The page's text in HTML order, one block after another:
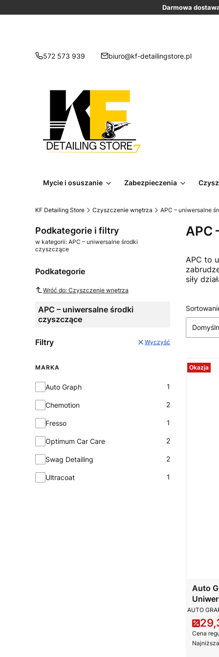
Darmowa
572 573 939 biuro@kf-detailingstore.pl
Mycie i osuszanie Zabezpieczenia
KF Detailing Store Czyszczenie wnętrza APC – uniwersalne
Podkategorie i filtry
w kategorii: APC – uniwersalne środki
czyszczące
Podkategorie
Wróć do: Czyszczenie wnętrza
APC – uniwersalne środki
czyszczące
Filtry Wyczyść
MARKA
Marka
Auto Graph 1
Chemotion 2
Fresso 1
Optimum Car Care 2
Swag Detailing 2
Ultracoat 1
APC
APC to
siły
Lista
Okazja
Auto
AUTO
Cena